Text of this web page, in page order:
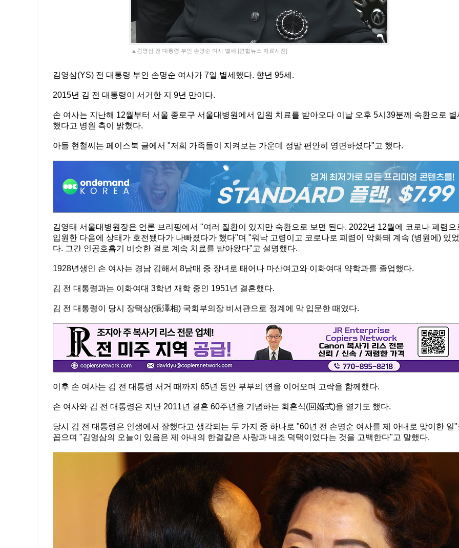
▲김영삼 전 대통령 부인 손명순 여사 별세 [연합뉴스 자료사진]
김영삼(YS) 전 대통령 부인 손명순 여사가 7일 별세했다. 향년 95세.
2015년 김 전 대통령이 서거한 지 9년 만이다.
손 여사는 지난해 12월부터 서울 종로구 서울대병원에서 입원 치료를 받아오다 이날 오후 5시39분께 숙환으로 별
했다고 병원 측이 밝혔다.
아들 현철씨는 페이스북 글에서 "저희 가족들이 지켜보는 가운데 정말 편안히 영면하셨다"고 했다.
김영태 서울대병원장은 언론 브리핑에서 "여러 질환이 있지만 숙환으로 보면 된다. 2022년 12월에 코로나 폐렴으
입원한 다음에 상태가 호전됐다가 나빠졌다가 했다"며 "워낙 고령이고 코로나로 폐렴이 악화돼 계속 (병원에) 있었
다. 그간 인공호흡기 비슷한 걸로 계속 치료를 받아왔다"고 설명했다.
1928년생인 손 여사는 경남 김해서 8남매 중 장녀로 태어나 마산여고와 이화여대 약학과를 졸업했다.
김 전 대통령과는 이화여대 3학년 재학 중인 1951년 결혼했다.
김 전 대통령이 당시 장택상(張澤相) 국회부의장 비서관으로 정계에 막 입문한 때였다.
이후 손 여사는 김 전 대통령 서거 때까지 65년 동안 부부의 연을 이어오며 고락을 함께했다.
손 여사와 김 전 대통령은 지난 2011년 결혼 60주년을 기념하는 회혼식(回婚式)을 열기도 했다.
당시 김 전 대통령은 인생에서 잘했다고 생각되는 두 가지 중 하나로 "60년 전 손명순 여사를 제 아내로 맞이한 일"
꼽으며 "김영삼의 오늘이 있음은 제 아내의 한결같은 사랑과 내조 덕택이었다는 것을 고백한다"고 말했다.